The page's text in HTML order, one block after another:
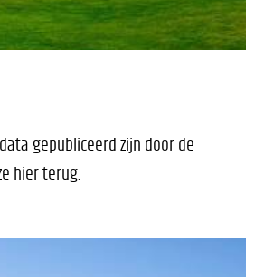
gepubliceerd zijn door de
hier terug.